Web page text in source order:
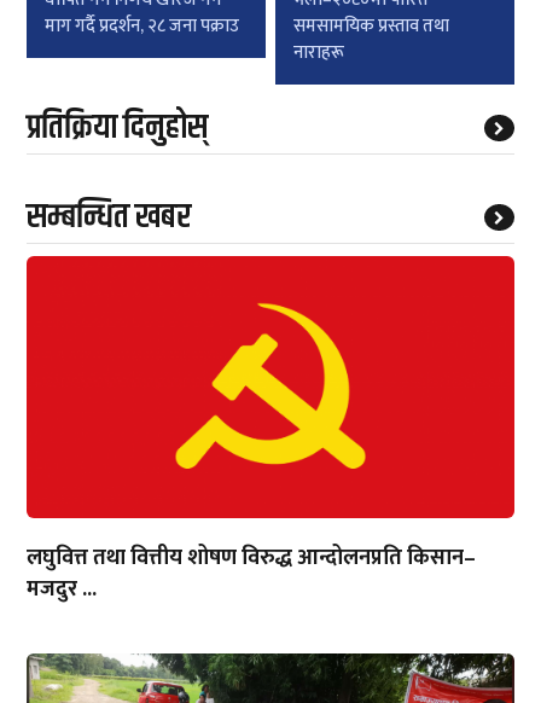
माग गर्दै प्रदर्शन, २८ जना पक्राउ
समसामयिक प्रस्ताव तथा
नाराहरू
प्रतिक्रिया दिनुहोस्
सम्बन्धित खबर
लघुवित्त तथा वित्तीय शोषण विरुद्ध आन्दोलनप्रति किसान–
मजदुर ...